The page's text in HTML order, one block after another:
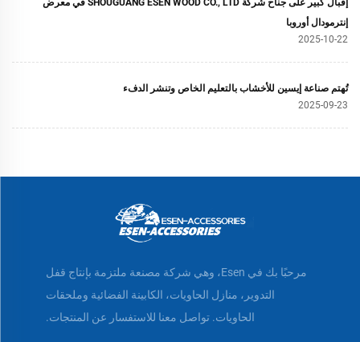
إنترمودال أوروبا
2025-10-22
تُهتم صناعة إيسين للأخشاب بالتعليم الخاص وتنشر الدفء
2025-09-23
مرحبًا بك في Esen، وهي شركة مصنعة ملتزمة بإنتاج قفل
التدوير، منازل الحاويات، الكابينة الفضائية وملحقات
الحاويات. تواصل معنا للاستفسار عن المنتجات.